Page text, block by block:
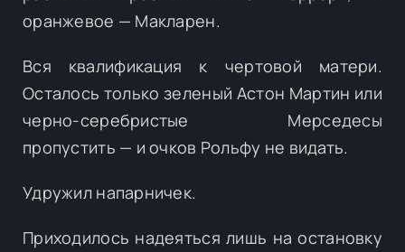
оранжевое — Макларен.
Вся квалификация к чертовой матери.
Осталось только зеленый Астон Мартин или
черно-серебристые Мерседесы
пропустить — и очков Рольфу не видать.
Удружил напарничек.
Приходилось надеяться лишь на остановку